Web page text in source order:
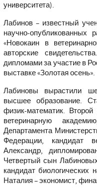
университета).
Лабинов – известный
научно-опубликованных
«Новокаин в
авторские
дипломами за участие
выставке «Золотая осень».
Лабиновы вырастили
высшее образование.
физик-математик.
ветеринарную
Департамента
Федерации, кандидат
Александр,
Четвертый сын
кандидат
Наталия – экономист,